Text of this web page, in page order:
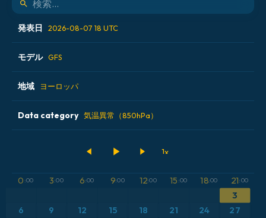
発表日 2026-08-07 18 UTC
2026-08-07 00 UTC
2026-08-07 06 UTC
2026-08-07 12 UTC
モデル GFS
ALADIN CZ 2.3 km
ECMWF AIFS [AI]
地域 ヨーロッパ
アイスランド
Data category 気温異常（850hPa）
0 :00 3:00 6:00 9:00 12:00 15 :00 18:00 21:00
3
6
9 12 15 18 21 24 27